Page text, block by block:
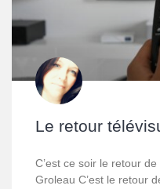
Le retour
C’est ce soir le retour
Groleau C’est le retour